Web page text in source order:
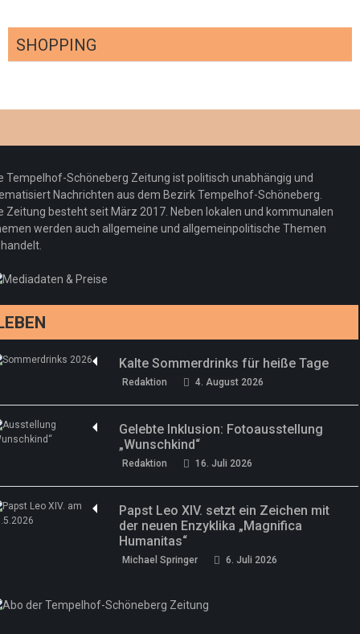
SHOPPING
Redaktion 23. Juli 2026
Pepe Jeans London mit Summer Sale und
neuer Kollektion
Redaktion 19. Juli 2026
Woher kommt der Honig? – Neue EU-
Regeln gelten 14. Juni
drei neue Specials zur Fußball-WM
Tempelhof-Schöneberg Zeitung ist politisch unabhängig und
Nachrichten aus dem Bezirk Tempelhof-Schöneberg.
Zeitung besteht seit März 2017. Neben lokalen und kommunalen
werden auch allgemeine und allgemeinpolitische Themen
Kalte Sommerdrinks für heiße Tage
Redaktion 4. August 2026
Gelebte Inklusion: Fotoausstellung
„Wunschkind“
Redaktion 16. Juli 2026
Papst Leo XIV. setzt ein Zeichen mit
der neuen Enzyklika „Magnifica
Humanitas“
Michael Springer 6. Juli 2026